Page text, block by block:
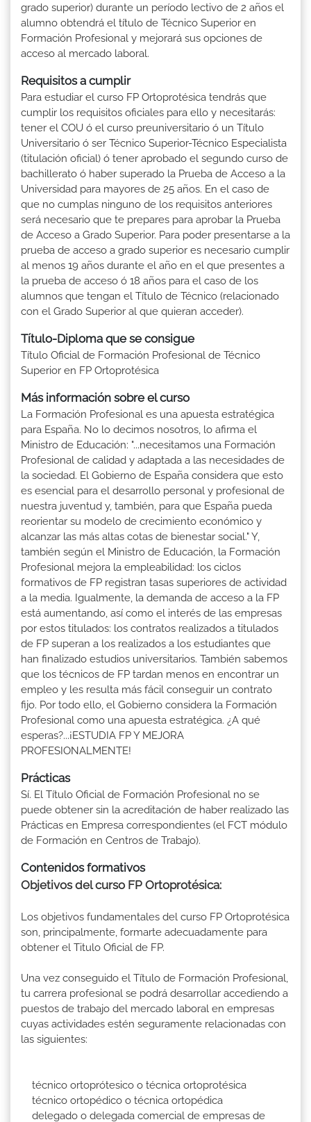
grado superior) durante un período lectivo de 2 años el
alumno obtendrá el título de Técnico Superior en
Formación Profesional y mejorará sus opciones de
acceso al mercado laboral.
Requisitos a cumplir
Para estudiar el curso FP Ortoprotésica tendrás que
cumplir los requisitos oficiales para ello y necesitarás:
tener el COU ó el curso preuniversitario ó un Título
Universitario ó ser Técnico Superior-Técnico Especialista
(titulación oficial) ó tener aprobado el segundo curso de
bachillerato ó haber superado la Prueba de Acceso a la
Universidad para mayores de 25 años. En el caso de
que no cumplas ninguno de los requisitos anteriores
será necesario que te prepares para aprobar la Prueba
de Acceso a Grado Superior. Para poder presentarse a la
prueba de acceso a grado superior es necesario cumplir
al menos 19 años durante el año en el que presentes a
la prueba de acceso ó 18 años para el caso de los
alumnos que tengan el Título de Técnico (relacionado
con el Grado Superior al que quieran acceder).
Título-Diploma que se consigue
Título Oficial de Formación Profesional de Técnico
Superior en FP Ortoprotésica
Más información sobre el curso
La Formación Profesional es una apuesta estratégica
para España. No lo decimos nosotros, lo afirma el
Ministro de Educación: "...necesitamos una Formación
Profesional de calidad y adaptada a las necesidades de
la sociedad. El Gobierno de España considera que esto
es esencial para el desarrollo personal y profesional de
nuestra juventud y, también, para que España pueda
reorientar su modelo de crecimiento económico y
alcanzar las más altas cotas de bienestar social." Y,
también según el Ministro de Educación, la Formación
Profesional mejora la empleabilidad: los ciclos
formativos de FP registran tasas superiores de actividad
a la media. Igualmente, la demanda de acceso a la FP
está aumentando, así como el interés de las empresas
por estos titulados: los contratos realizados a titulados
de FP superan a los realizados a los estudiantes que
han finalizado estudios universitarios. También sabemos
que los técnicos de FP tardan menos en encontrar un
empleo y les resulta más fácil conseguir un contrato
fijo. Por todo ello, el Gobierno considera la Formación
Profesional como una apuesta estratégica. ¿A qué
esperas?...¡ESTUDIA FP Y MEJORA
PROFESIONALMENTE!
Prácticas
Sí. El Título Oficial de Formación Profesional no se
puede obtener sin la acreditación de haber realizado las
Prácticas en Empresa correspondientes (el FCT módulo
de Formación en Centros de Trabajo).
Contenidos formativos
Objetivos del curso FP Ortoprotésica:
Los objetivos fundamentales del curso FP Ortoprotésica
son, principalmente, formarte adecuadamente para
obtener el Titulo Oficial de FP.
Una vez conseguido el Título de Formación Profesional,
tu carrera profesional se podrá desarrollar accediendo a
puestos de trabajo del mercado laboral en empresas
cuyas actividades estén seguramente relacionadas con
las siguientes:
técnico ortoprótesico o técnica ortoprotésica
técnico ortopédico o técnica ortopédica
delegado o delegada comercial de empresas de